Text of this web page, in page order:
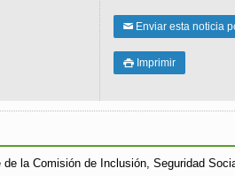
✉ Enviar esta noticia
 Imprimir
la Comisión de Inclusión, Seguridad